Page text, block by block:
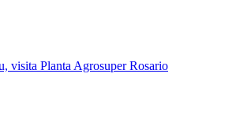
visita Planta Agrosuper Rosario